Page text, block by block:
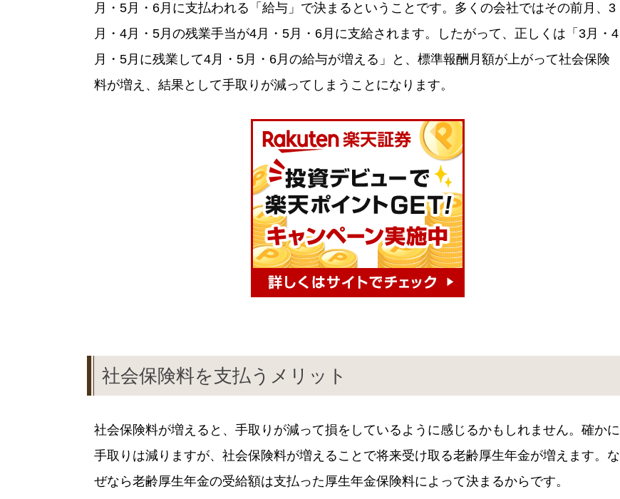
月・5月・6月に支払われる「給与」で決まるということです。多くの会社ではその前月、3
月・4月・5月の残業手当が4月・5月・6月に支給されます。したがって、正しくは「3月・4
月・5月に残業して4月・5月・6月の給与が増える」と、標準報酬月額が上がって社会保険
料が増え、結果として手取りが減ってしまうことになります。
社会保険料を支払うメリット
社会保険料が増えると、手取りが減って損をしているように感じるかもしれません。確かに
手取りは減りますが、社会保険料が増えることで将来受け取る老齢厚生年金が増えます。な
ぜなら老齢厚生年金の受給額は支払った厚生年金保険料によって決まるからです。